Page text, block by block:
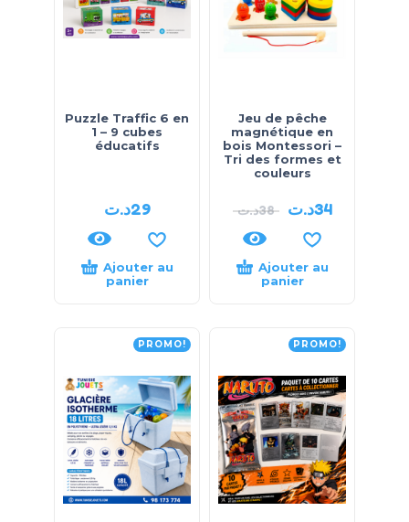
Puzzle Traffic 6 en
1 – 9 cubes
éducatifs
29د.ت
Ajouter au
panier
Jeu de pêche
magnétique en
bois Montessori –
Tri des formes et
couleurs
38د.ت 34د.ت
Ajouter au
panier
PROMO! PROMO!